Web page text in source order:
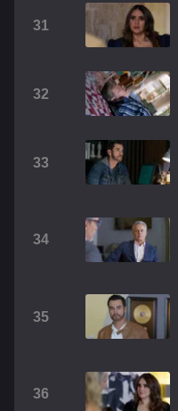
31
32
33
34
35
36